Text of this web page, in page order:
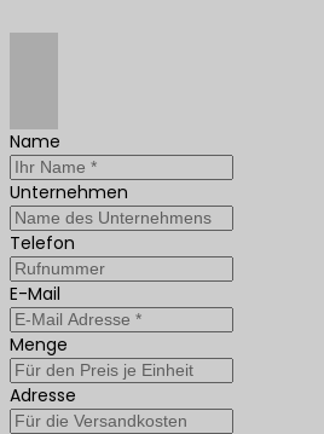
Name
Unternehmen
Telefon
E-Mail
Menge
Adresse